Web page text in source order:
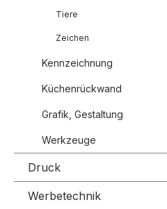
Tiere
Zeichen
Kennzeichnung
Küchenrückwand
Grafik, Gestaltung
Werkzeuge
Druck
Werbetechnik